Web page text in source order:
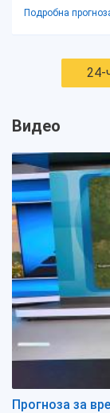
Подробна
24-
Видео
Прогноза за